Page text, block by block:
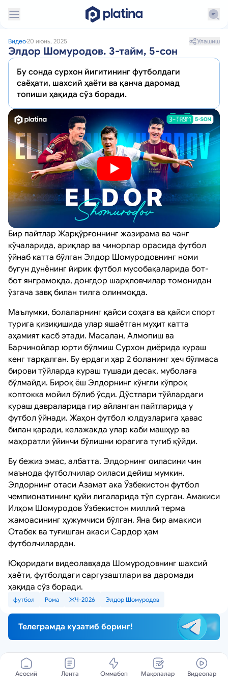
Видео20 июнь, 2025 Улашиш
Элдор Шомуродов. 3-тайм, 5-сон
Бу сонда сурхон йигитининг футболдаги
саёҳати, шахсий ҳаёти ва қанча даромад
топиши ҳақида сўз боради.
Бир пайтлар Жарқўрғоннинг жазирама ва чанг
кўчаларида, ариқлар ва чинорлар орасида футбол
ўйнаб катта бўлган Элдор Шомуродовнинг номи
бугун дунёнинг йирик футбол мусобақаларида бот-
бот янграмоқда, донгдор шарҳловчилар томонидан
ўзгача завқ билан тилга олинмоқда.
Маълумки, болаларнинг қайси соҳага ва қайси спорт
турига қизиқишида улар яшаётган муҳит катта
аҳамият касб этади. Масалан, Алмопиш ва
Барчинойлар юрти бўлмиш Сурхон диёрида кураш
кенг тарқалган. Бу ердаги ҳар 2 боланинг ҳеч бўлмаса
бирови тўйларда кураш тушади десак, муболаға
бўлмайди. Бироқ ёш Элдорнинг кўнгли кўпроқ
коптокка мойил бўлиб ўсди. Дўстлари тўйлардаги
кураш давраларида гир айланган пайтларида у
футбол ўйнади. Жаҳон футбол юлдузларига ҳавас
билан қаради, келажакда улар каби машҳур ва
маҳоратли ўйинчи бўлишни юрагига тугиб қўйди.
Бу бежиз эмас, албатта. Элдорнинг оиласини чин
маънода футболчилар оиласи дейиш мумкин.
Элдорнинг отаси Азамат ака Ўзбекистон футбол
чемпионатининг қуйи лигаларида тўп сурган. Амакиси
Илҳом Шомуродов Ўзбекистон миллий терма
жамоасининг ҳужумчиси бўлган. Яна бир амакиси
Отабек ва туғишган акаси Сардор ҳам
футболчилардан.
Юқоридаги видеолавҳада Шомуродовнинг шахсий
ҳаёти, футболдаги саргузаштлари ва даромади
ҳақида сўз боради.
футбол Рома ЖЧ-2026 Элдор Шомуродов
Телеграмда кузатиб боринг!
Асосий Лента Оммабоп Мақолалар Видеолар